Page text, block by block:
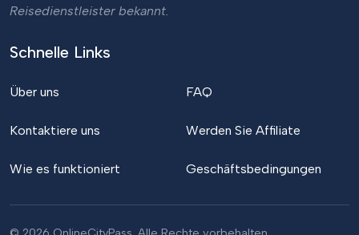
Reisedienstleister bekannt.
Schnelle Links
Über uns
Kontaktiere uns
Wie es funktioniert
FAQ
Werden Sie Affiliate
Geschäftsbedingungen